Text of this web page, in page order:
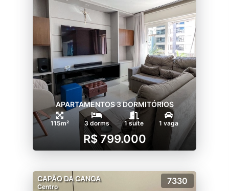
APARTAMENTOS 3 DORMITÓRIOS
115m² 3 dorms 1 suíte 1 vaga
R$ 799.000
CAPÃO DA CANOA
Centro
7330